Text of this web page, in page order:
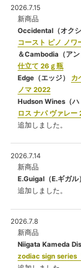
2026.7.15
新商品
Occidental（オクシ
コースト ピノ ノワ
＆Cambodia（アン
仕立て 26ｇ瓶
Edge（エッジ）
カ
ノマ 2022
Hudson Wines（ハ
ロス ナパ ヴァレー
追加しました。
2026.7.14
新商品
E.Guigal（E.ギガル
追加しました。
2026.7.8
新商品
Niigata Kameda
zodiac sign series